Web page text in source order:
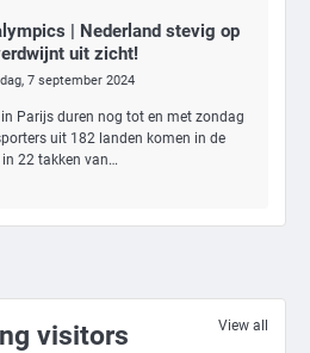
| Nederland stevig op
uit zicht!
7 september 2024
Parijs duren nog tot en met zondag
uit 182 landen komen in de
22 takken van…
visitors View all
Girl
regisseur Rob Reiner en
dood gevonden in hun huis,
hoofdverdachte
hoogste Hezbollah-leider
oorlog, samen met
omwonenden